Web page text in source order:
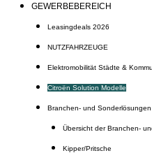
GEWERBEBEREICH
Leasingdeals 2026
NUTZFAHRZEUGE
Elektromobilität Städte &
Citroën Solution Modelle
Branchen- und Sonderlösungen
Übersicht der Branchen-
Kipper/Pritsche